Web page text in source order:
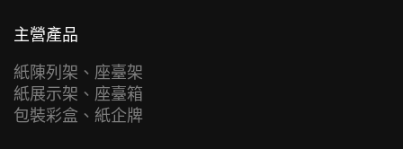
主營產品
紙陳列架、座臺架
紙展示架、座臺箱
包裝彩盒、紙企牌